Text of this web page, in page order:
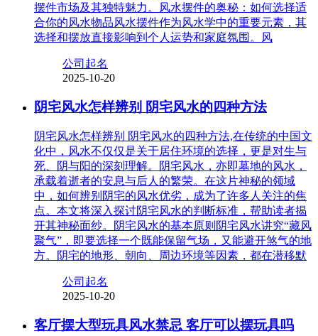
摆件市场及其独特魅力。风水摆件的奥秘：如何选择适
合你的风水物品风水摆件作为风水学中的重要元素，其
选择和摆放直接影响到个人运势和家庭氛围。风
公司起名
2025-10-20
阴宅风水怎样辨别 阴宅风水的四种方法
阴宅风水怎样辨别 阴宅风水的四种方法,在传统的中国文
化中，风水不仅仅是关于居住环境的选择，更是对生与
死、阴与阳的深刻理解。阴宅风水，亦即墓地的风水，
承载着逝者的安息与后人的繁荣。在这片神秘的领域
中，如何辨别阴宅的风水优劣，成为了许多人关注的焦
点。本文将深入探讨阴宅风水的判断标准，帮助读者揭
开其神秘面纱。阴宅风水的基本原则阴宅风水讲究“藏风
聚气”，即要选择一个既能保留气场，又能避开煞气的地
方。阴宅的地形、朝向、周边环境等因素，都在潜移默
公司起名
2025-10-20
客厅摆大型玩具风水禁忌 客厅可以摆玩具吗